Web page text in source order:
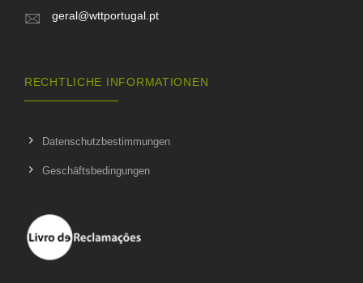
geral@wttportugal.pt
RECHTLICHE INFORMATIONEN
Datenschutzbestimmungen
Geschäftsbedingungen